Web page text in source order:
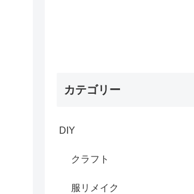
カテゴリー
DIY
クラフト
服リメイク